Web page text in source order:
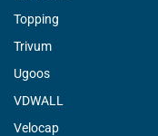
Topping
Trivum
Ugoos
VDWALL
Velocap